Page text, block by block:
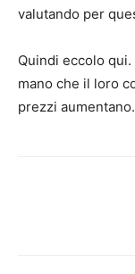
valutando per
Quindi eccolo
mano che il loro
prezzi